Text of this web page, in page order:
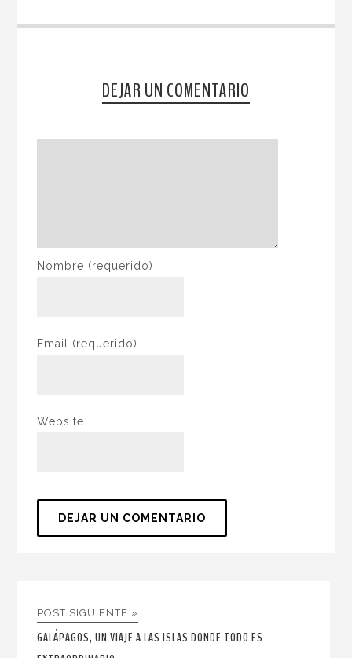
DEJAR UN COMENTARIO
Nombre (requerido)
Email (requerido)
Website
POST SIGUIENTE »
GALÁPAGOS, UN VIAJE A LAS ISLAS DONDE TODO ES